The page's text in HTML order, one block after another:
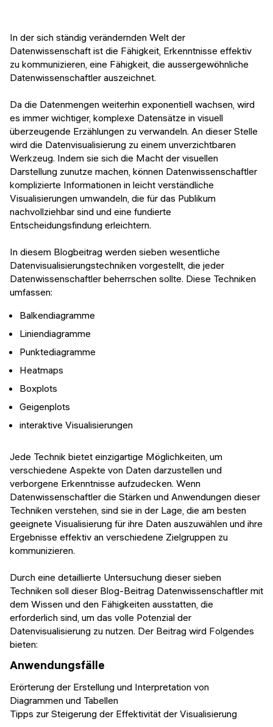
Generative KI meistern
Python Programmierung
Data Science Einführungskurs
Web-Entwicklung Einführungskurs
Python Einführungskurs
Python & Ops Einführungskurs
Abschlussprojekte
Alumni Geschichten
In der sich ständig verändernden Welt der
Datenwissenschaft ist die Fähigkeit, Erkenntnisse effektiv
zu kommunizieren, eine Fähigkeit, die aussergewöhnliche
Datenwissenschaftler auszeichnet.
Da die Datenmengen weiterhin exponentiell wachsen, wird
es immer wichtiger, komplexe Datensätze in visuell
überzeugende Erzählungen zu verwandeln. An dieser Stelle
wird die Datenvisualisierung zu einem unverzichtbaren
Werkzeug. Indem sie sich die Macht der visuellen
Darstellung zunutze machen, können Datenwissenschaftler
komplizierte Informationen in leicht verständliche
Visualisierungen umwandeln, die für das Publikum
nachvollziehbar sind und eine fundierte
Entscheidungsfindung erleichtern.
In diesem Blogbeitrag werden sieben wesentliche
Datenvisualisierungstechniken vorgestellt, die jeder
Datenwissenschaftler beherrschen sollte. Diese Techniken
umfassen:
Balkendiagramme
Liniendiagramme
Punktediagramme
Heatmaps
Boxplots
Geigenplots
interaktive Visualisierungen
Jede Technik bietet einzigartige Möglichkeiten, um
verschiedene Aspekte von Daten darzustellen und
verborgene Erkenntnisse aufzudecken. Wenn
Datenwissenschaftler die Stärken und Anwendungen dieser
Techniken verstehen, sind sie in der Lage, die am besten
geeignete Visualisierung für ihre Daten auszuwählen und ihre
Ergebnisse effektiv an verschiedene Zielgruppen zu
kommunizieren.
Durch eine detaillierte Untersuchung dieser sieben
Techniken soll dieser Blog-Beitrag Datenwissenschaftler mit
dem Wissen und den Fähigkeiten ausstatten, die
erforderlich sind, um das volle Potenzial der
Datenvisualisierung zu nutzen. Der Beitrag wird Folgendes
bieten:
Anwendungsfälle
Erörterung der Erstellung und Interpretation von
Diagrammen und Tabellen
Tipps zur Steigerung der Effektivität der Visualisierung